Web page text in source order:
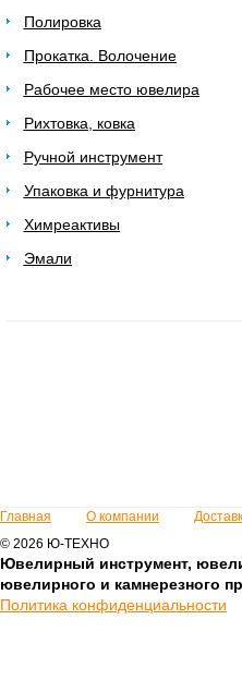
Полировка
Прокатка. Волочение
Рабочее место ювелира
Рихтовка, ковка
Ручной инструмент
Упаковка и фурнитура
Химреактивы
Эмали
Главная О компании
© 2026 Ю-ТЕХНО
Ювелирный инструмент,
ювелирного и камнерезного
Политика конфиденциальности